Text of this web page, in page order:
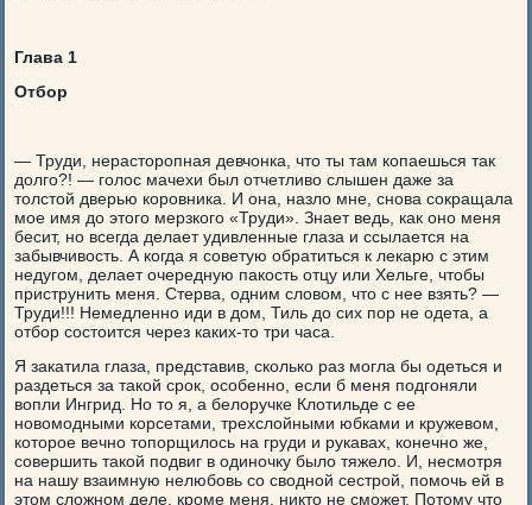
Глава 1
Отбор
— Труди, нерасторопная девчонка, что ты там копаешься так
долго?! — голос мачехи был отчетливо слышен даже за
толстой дверью коровника. И она, назло мне, снова сокращала
мое имя до этого мерзкого «Труди». Знает ведь, как оно меня
бесит, но всегда делает удивленные глаза и ссылается на
забывчивость. А когда я советую обратиться к лекарю с этим
недугом, делает очередную пакость отцу или Хельге, чтобы
приструнить меня. Стерва, одним словом, что с нее взять? —
Труди!!! Немедленно иди в дом, Тиль до сих пор не одета, а
отбор состоится через каких-то три часа.
Я закатила глаза, представив, сколько раз могла бы одеться и
раздеться за такой срок, особенно, если б меня подгоняли
вопли Ингрид. Но то я, а белоручке Клотильде с ее
новомодными корсетами, трехслойными юбками и кружевом,
которое вечно топорщилось на груди и рукавах, конечно же,
совершить такой подвиг в одиночку было тяжело. И, несмотря
на нашу взаимную нелюбовь со сводной сестрой, помочь ей в
этом сложном деле, кроме меня, никто не сможет. Потому что